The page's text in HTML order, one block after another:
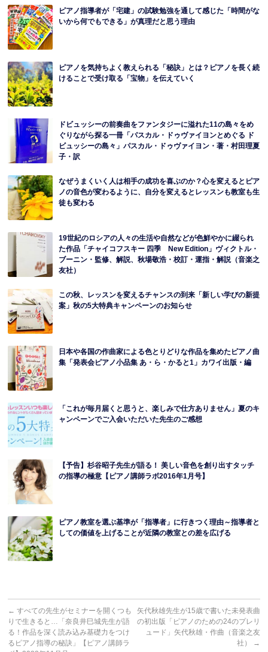
ピアノ指導者が「宅建」の試験勉強を通して感じた「時間がな
いから何でもできる」が真理だと思う理由
ピアノを気持ちよく教えられる「秘訣」とは？ピアノを長く続
けることで受け取る「宝物」を伝えていく
ドビュッシーの前奏曲をファンタジーに溢れた11の島々をめ
ぐりながら探る一冊「パスカル・ドゥヴァイヨンとめぐる ド
ビュッシーの島々」パスカル・ドゥヴァイヨン・著・村田理夏
子・訳
なぜうまくいく人は相手の成功を喜ぶのか？心を変えるとピア
ノの音色が変わるように、自分を変えるとレッスンも教室も生
徒も変わる
19世紀のロシアの人々の生活や自然などが色鮮やかに綴られ
た作品「チャイコフスキー 四季 New Edition」ヴィクトル・
ブーニン・監修、解説、秋場敬浩・校訂・運指・解説（音楽之
友社）
この秋、レッスンを変えるチャンスの到来「新しい学びの新提
案」秋の5大特典キャンペーンのお知らせ
日本や各国の作曲家による色とりどりな作品を集めたピアノ曲
集「発表会ピアノ小品集 あ・ら・かると1」カワイ出版・編
「これが毎月届くと思うと、楽しみで仕方ありません」夏のキ
ャンペーンでご入会いただいた先生のご感想
【予告】杉谷昭子先生が語る！ 美しい音色を創り出すタッチ
の指導の極意【ピアノ講師ラボ2016年1月号】
ピアノ教室を選ぶ基準が「指導者」に行きつく理由～指導者と
しての価値を上げることが近隣の教室との差を広げる
← すべての先生がセミナーを開くつも
りで生きると…「奈良井巳城先生が語
る！作品を深く読み込み基礎力をつけ
るピアノ指導の秘訣」【ピアノ講師ラ
矢代秋雄先生が15歳で書いた未発表曲
の初出版「ピアノのための24のプレリ
ュード」矢代秋雄・作曲（音楽之友
社）
→